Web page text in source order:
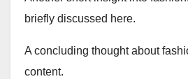
briefly discussed here.
A concluding thought about
content.